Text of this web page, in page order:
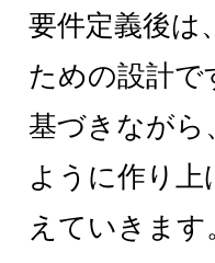
要件定義後は
ための設計で
基づきながら
ように作り
えていきます